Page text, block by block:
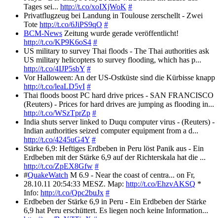
Tages sei... http://t.co/xoIXjWoK #
Privatflugzeug bei Landung in Toulouse zerschellt - Zwei
Tote http://t.co/6JiPS9qO #
BCM-News Zeitung wurde gerade veröffentlicht!
http://t.co/KP9K6oS4 #
US military to survey Thai floods - The Thai authorities ask
US military helicopters to survey flooding, which has p...
http://t.co/4IJP5sbY #
Vor Halloween: An der US-Ostküste sind die Kürbisse knapp
http://t.co/leaLD5vI #
Thai floods boost PC hard drive prices - SAN FRANCISCO
(Reuters) - Prices for hard drives are jumping as flooding in...
http://t.co/WSzTprZp #
India shuts server linked to Duqu computer virus - (Reuters) -
Indian authorities seized computer equipment from a d...
http://t.co/4245uG4Y #
Stärke 6,9: Heftiges Erdbeben in Peru löst Panik aus - Ein
Erdbeben mit der Stärke 6,9 auf der Richterskala hat die ...
http://t.co/ZpEX8Gfw #
#QuakeWatch M 6.9 - Near the coast of centra... on Fr,
28.10.11 20:54:33 MESZ. Map: http://t.co/EhzvAKSQ *
Info: http://t.co/Qpc2buJx #
Erdbeben der Stärke 6,9 in Peru - Ein Erdbeben der Stärke
6,9 hat Peru erschüttert. Es liegen noch keine Information...